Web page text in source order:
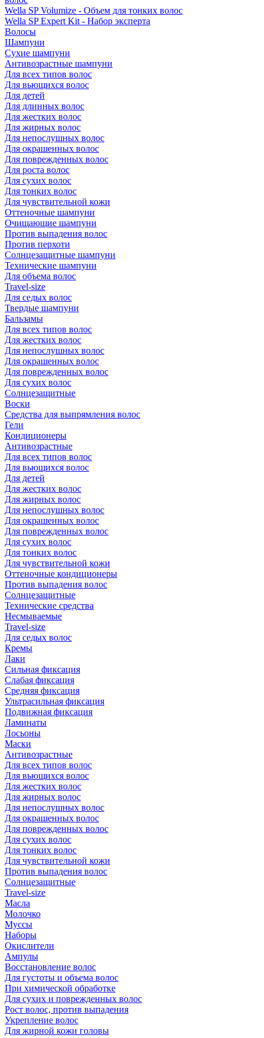
Wella SP Volumize - Объем для тонких волос
Wella SP Expert Kit - Набор эксперта
Волосы
Шампуни
Сухие шампуни
Антивозрастные шампуни
Для всех типов волос
Для вьющихся волос
Для детей
Для длинных волос
Для жестких волос
Для жирных волос
Для непослушных волос
Для окрашенных волос
Для поврежденных волос
Для роста волос
Для сухих волос
Для тонких волос
Для чувствительной кожи
Оттеночные шампуни
Очищающие шампуни
Против выпадения волос
Против перхоти
Солнцезащитные шампуни
Технические шампуни
Для объема волос
Travel-size
Для седых волос
Твердые шампуни
Бальзамы
Для всех типов волос
Для жестких волос
Для непослушных волос
Для окрашенных волос
Для поврежденных волос
Для сухих волос
Солнцезащитные
Воски
Средства для выпрямления волос
Гели
Кондиционеры
Антивозрастные
Для всех типов волос
Для вьющихся волос
Для детей
Для жестких волос
Для жирных волос
Для непослушных волос
Для окрашенных волос
Для поврежденных волос
Для сухих волос
Для тонких волос
Для чувствительной кожи
Оттеночные кондиционеры
Против выпадения волос
Солнцезащитные
Технические средства
Несмываемые
Travel-size
Для седых волос
Кремы
Лаки
Сильная фиксация
Слабая фиксация
Средняя фиксация
Ультрасильная фиксация
Подвижная фиксация
Ламинаты
Лосьоны
Маски
Антивозрастные
Для всех типов волос
Для вьющихся волос
Для жестких волос
Для жирных волос
Для непослушных волос
Для окрашенных волос
Для поврежденных волос
Для сухих волос
Для тонких волос
Для чувствительной кожи
Против выпадения волос
Солнцезащитные
Travel-size
Масла
Молочко
Муссы
Наборы
Окислители
Ампулы
Восстановление волос
Для густоты и объема волос
При химической обработке
Для сухих и поврежденных волос
Рост волос, против выпадения
Укрепление волос
Для жирной кожи головы